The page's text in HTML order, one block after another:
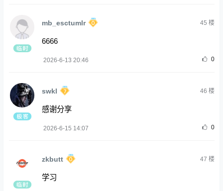
mb_esctumlr 45 楼
6666
2026-6-13 20:46 0
swkl 46 楼
感谢分享
2026-6-15 14:07 0
zkbutt 47 楼
学习